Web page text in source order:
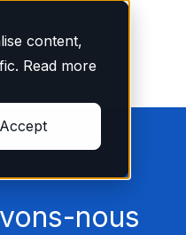
content,
Read more
Accept
nous